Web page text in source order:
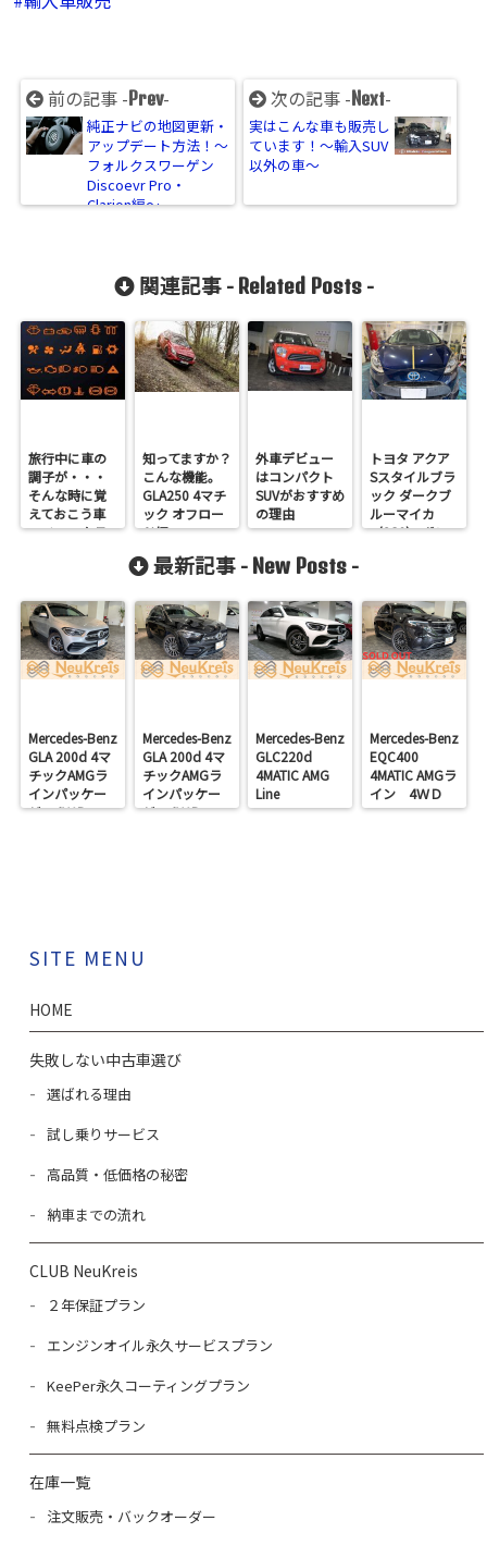
前の記事 - Prev-
純正ナビの地図更新・
アップデート方法！～
フォルクスワーゲン
Discoevr Pro・
Clarion編～
次の記事 - Next-
実はこんな車も販売し
ています！～輸入SUV
以外の車～
関連記事 - Related Posts-
旅行中に車の
調子が・・・
そんな時に覚
えておこう車
のチェックラ
知ってますか？
こんな機能。
GLA250 4マチ
ック オフロー
ド編
外車デビュー
はコンパクト
SUVがおすすめ
の理由
トヨタ アクア
Sスタイルブラ
ック ダークブ
ルーマイカ
〈8S6〉 ボン
最新記事 - New Posts -
Mercedes-Benz
GLA 200d 4マ
チックAMGラ
インパッケー
ジ 4ＷＤ
Mercedes-Benz
GLA 200d 4マ
チックAMGラ
インパッケー
ジ 4ＷＤ
Mercedes-Benz
GLC220d
4MATIC AMG
Line
Mercedes-Benz
EQC400
4MATIC AMGラ
イン 4ＷＤ
SITE MENU
HOME
失敗しない中古車選び
選ばれる理由
試し乗りサービス
高品質・低価格の秘密
納車までの流れ
CLUB NeuKreis
２年保証プラン
エンジンオイル永久サービスプラン
KeePer永久コーティングプラン
無料点検プラン
在庫一覧
注文販売・バックオーダー